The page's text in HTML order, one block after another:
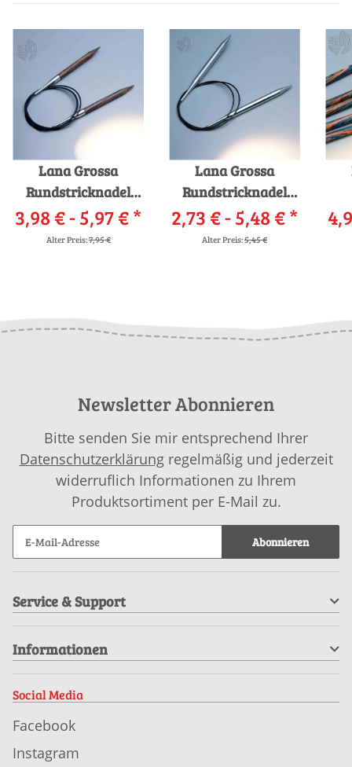
Lana Grossa
Rundstricknadel
Design-Holz
3,98 € -5,97 €*
Alter Preis:7,95 €
Lana Grossa
Rundstricknadel
Messing
2,73 € -5,48 €*
Alter Preis:5,45 €
Newsletter Abonnieren
Bitte senden Sie mir entsprechend Ihrer
Datenschutzerklärungregelmäßig und jederzeit
widerruflich Informationen zu Ihrem
Produktsortiment per E-Mail zu.
Abonnieren
Service & Support
Informationen
Social Media
Facebook
Instagram